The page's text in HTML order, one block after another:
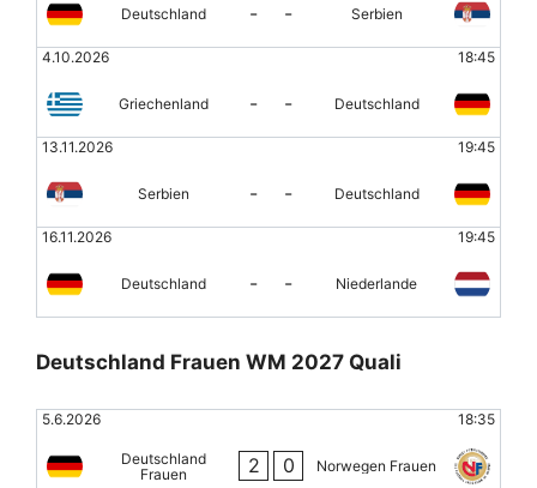
Deutschland - - Serbien
4.10.2026 18:45
Griechenland - - Deutschland
13.11.2026 19:45
Serbien - - Deutschland
16.11.2026 19:45
Deutschland - - Niederlande
Deutschland Frauen WM 2027 Quali
5.6.2026 18:35
Deutschland
Frauen
2 0 Norwegen Frauen